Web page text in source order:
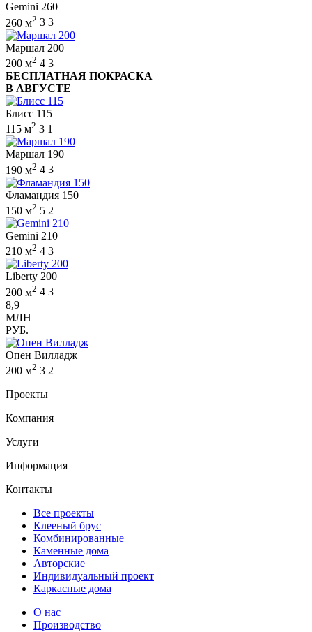
Gemini 260
260 м2 3 3
Маршал 200
200 м2 4 3
БЕСПЛАТНАЯ ПОКРАСКА
В АВГУСТЕ
Блисс 115
115 м2 3 1
Маршал 190
190 м2 4 3
Фламандия 150
150 м2 5 2
Gemini 210
210 м2 4 3
Liberty 200
200 м2 4 3
8,9
МЛН
РУБ.
Опен Вилладж
200 м2 3 2
Проекты
Компания
Услуги
Информация
Контакты
Все проекты
Клееный брус
Комбинированные
Каменные дома
Авторские
Индивидуальный проект
Каркасные дома
О нас
Производство